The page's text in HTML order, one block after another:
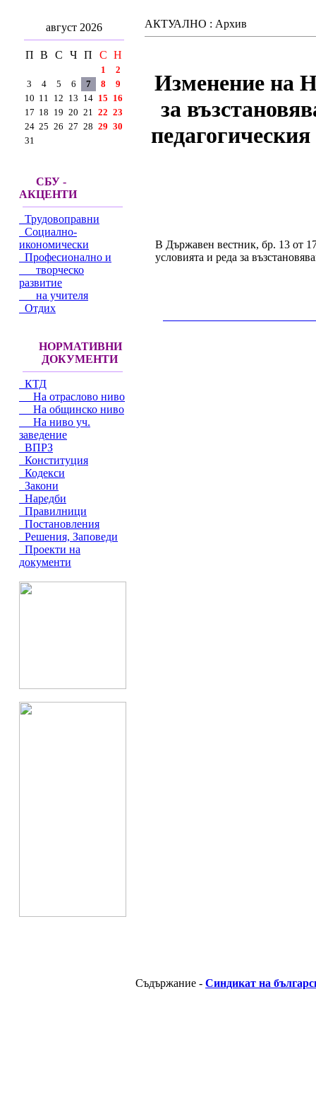
август 2026
П В С Ч П С Н
1
2
3
4 5 6 7 8
9
10 11 12 13 14 15 16
17 18 19 20 21 22 23
24 25 26 27 28 29 30
31
СБУ -
АКЦЕНТИ
Трудовоправни
Социално-
икономически
Професионално и
творческо
развитие
на учителя
Отдих
НОРМАТИВНИ
ДОКУМЕНТИ
КТД
На отраслово ниво
На общинско ниво
На ниво уч.
заведение
ВПРЗ
Конституция
Кодекси
Закони
Наредби
Правилници
Постановления
Решения, Заповеди
Проекти на
документи
АКТУАЛНО : Архив
Изменение на
за
В Държавен вестник, бр. 13 от
условията и реда за
Съдържание - Синдикат на